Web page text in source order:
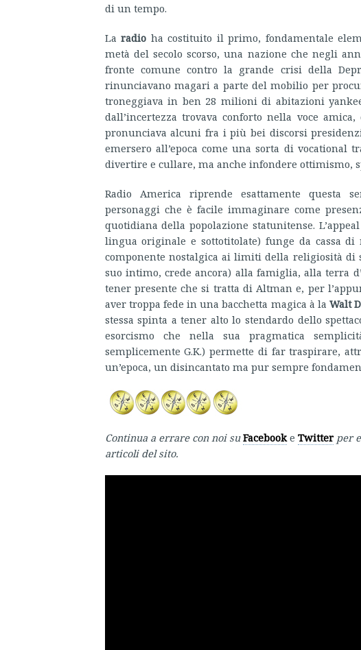
di un tempo.
La radio ha costituito il primo, fondamentale
metà del secolo scorso, una nazione che negli
fronte comune contro la grande crisi della
rinunciavano magari a parte del mobilio per
troneggiava in ben 28 milioni di abitazioni
dall’incertezza trovava conforto nella voce
pronunciava alcuni fra i più bei discorsi
emersero all’epoca come una sorta di vocational
divertire e cullare, ma anche infondere ottimismo,
Radio America riprende esattamente questa
personaggi che è facile immaginare come
quotidiana della popolazione statunitense.
lingua originale e sottotitolate) funge da cassa di
componente nostalgica ai limiti della religiosità di
suo intimo, crede ancora) alla famiglia, alla terra
tener presente che si tratta di Altman e, per
aver troppa fede in una bacchetta magica à la Walt
stessa spinta a tener alto lo stendardo dello
esorcismo che nella sua pragmatica
semplicemente G.K.) permette di far traspirare,
un’epoca, un disincantato ma pur sempre
Continua a errare con noi su Facebook e Twitter per
articoli del sito.